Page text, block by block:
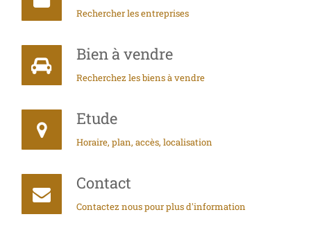
Rechercher les entreprises
Bien à vendre
Recherchez les biens à vendre
Etude
Horaire, plan, accès, localisation
Contact
Contactez nous pour plus d'information